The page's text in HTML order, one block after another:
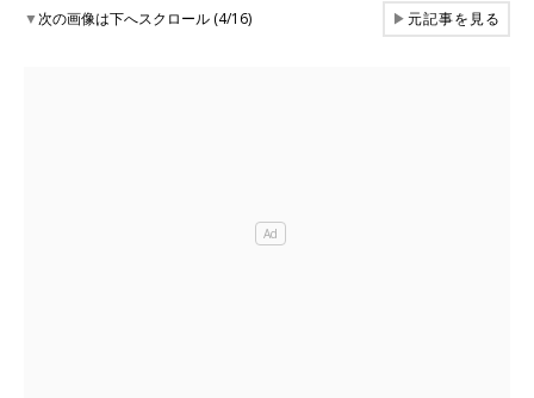
▼次の画像は下へスクロール (4/16) ▶元記事を見る